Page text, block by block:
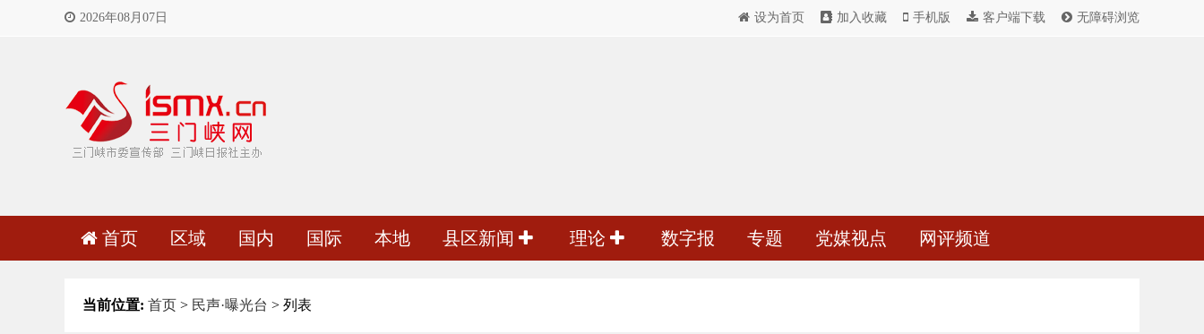
2026年08月07日 设为首页 加入收藏 手机版 客户端下载 无障碍浏览
首页 区域 国内 国际 本地 县区新闻 理论 数字报 专题 党媒视点 网评频道
当前位置: 首页 > 民声·曝光台 > 列表